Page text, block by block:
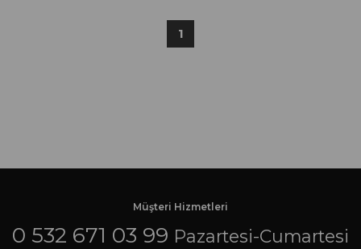
1
Müşteri Hizmetleri
0 532 671 03 99 Pazartesi-Cumartesi